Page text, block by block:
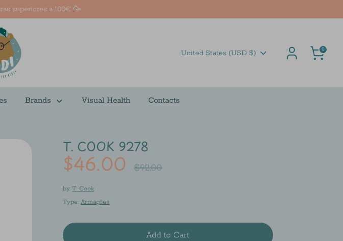
superiores a 100€ 🥳
Currency
United States (USD $) Cart0
Brands Visual Health Contacts
T. COOK 9278
$46.00
price
$92.00
byT. Cook
Type:Armações
Add to Cart